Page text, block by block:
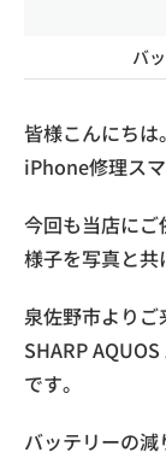
バ
皆様こんにちは。
iPhone修理ス
今回も当店に
様子を写真と共
泉佐野市より
SHARP
です。
バッテリーの